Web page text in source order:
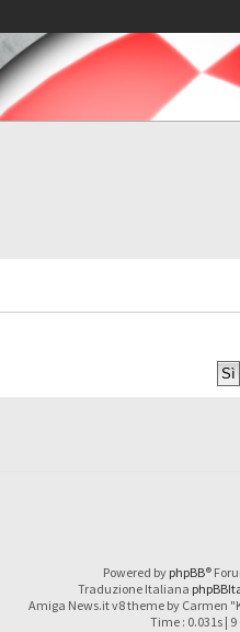
Powered by phpBB®
Traduzione Italiana
Amiga News.it v8 theme by Carmen
Time : 0.031s |